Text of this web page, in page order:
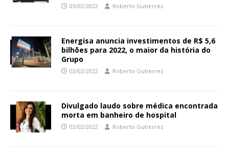
03/02/2022 Roberto Gutierrez
Energisa anuncia investimentos de R$ 5,6
bilhões para 2022, o maior da história do
Grupo
02/02/2022 Roberto Gutierrez
Divulgado laudo sobre médica encontrada
morta em banheiro de hospital
02/02/2022 Roberto Gutierrez